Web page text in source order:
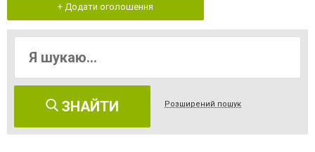
+ Додати оголошення
ЗНАЙТИ Розширений пошук